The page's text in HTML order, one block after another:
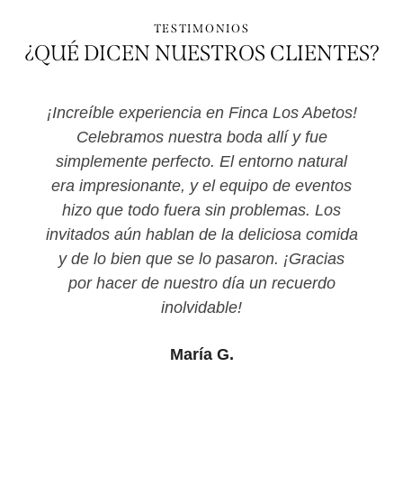
TESTIMONIOS
¿QUÉ DICEN NUESTROS CLIENTES?
¡Increíble experiencia en Finca Los Abetos!
Celebramos nuestra boda allí y fue
simplemente perfecto. El entorno natural
era impresionante, y el equipo de eventos
hizo que todo fuera sin problemas. Los
invitados aún hablan de la deliciosa comida
y de lo bien que se lo pasaron. ¡Gracias
por hacer de nuestro día un recuerdo
inolvidable!
María G.